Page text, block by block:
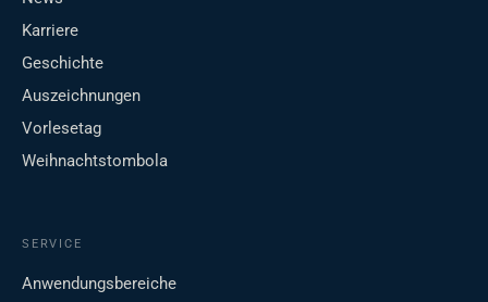
Karriere
Geschichte
Auszeichnungen
Vorlesetag
Weihnachtstombola
SERVICE
Anwendungsbereiche